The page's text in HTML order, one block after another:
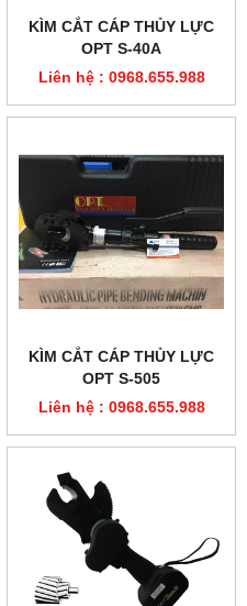
KÌM CẮT CÁP THỦY LỰC
OPT S-40A
Liên hệ : 0968.655.988
KÌM CẮT CÁP THỦY LỰC
OPT S-505
Liên hệ : 0968.655.988